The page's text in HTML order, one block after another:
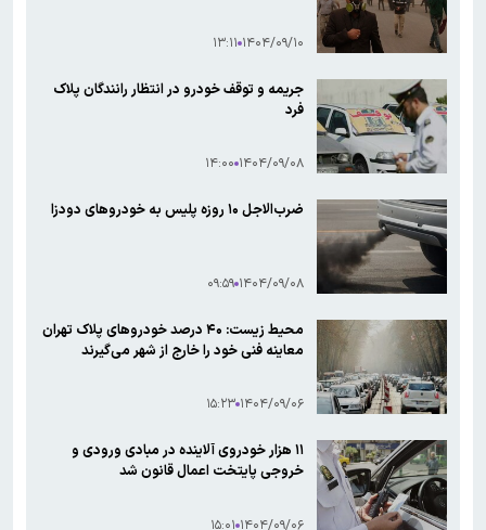
۱۴۰۴/۰۹/۱۰ ۱۳:۱۱
جریمه و توقف خودرو در انتظار رانندگان پلاک
فرد
۱۴۰۴/۰۹/۰۸ ۱۴:۰۰
ضرب‌الاجل ۱۰ روزه پلیس به خودروهای دودزا
۱۴۰۴/۰۹/۰۸ ۰۹:۵۹
محیط زیست: ۴۰ درصد خودروهای پلاک تهران
معاینه فنی خود را خارج از شهر می‌گیرند
۱۴۰۴/۰۹/۰۶ ۱۵:۲۳
۱۱ هزار خودروی آلاینده در مبادی ورودی و
خروجی پایتخت اعمال قانون شد
۱۴۰۴/۰۹/۰۶ ۱۵:۰۱